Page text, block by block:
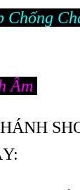
Chống
Âm